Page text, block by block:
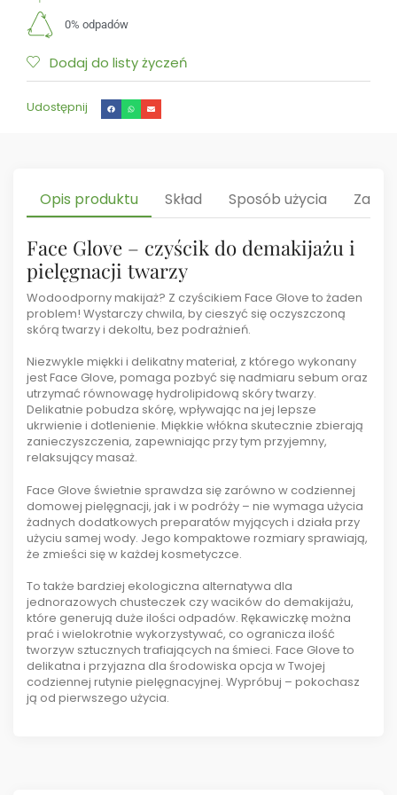
0% odpadów
Dodaj do listy życzeń
Udostępnij
Opis produktu Skład Sposób użycia
Face Glove – czyścik do demakijażu i
pielęgnacji twarzy
Wodoodporny makijaż? Z czyścikiem Face Glove to żaden
problem! Wystarczy chwila, by cieszyć się oczyszczoną
skórą twarzy i dekoltu, bez podrażnień.
Niezwykle miękki i delikatny materiał, z którego wykonany
jest Face Glove, pomaga pozbyć się nadmiaru sebum oraz
utrzymać równowagę hydrolipidową skóry twarzy.
Delikatnie pobudza skórę, wpływając na jej lepsze
ukrwienie i dotlenienie. Miękkie włókna skutecznie zbierają
zanieczyszczenia, zapewniając przy tym przyjemny,
relaksujący masaż.
Face Glove świetnie sprawdza się zarówno w codziennej
domowej pielęgnacji, jak i w podróży – nie wymaga użycia
żadnych dodatkowych preparatów myjących i działa przy
użyciu samej wody. Jego kompaktowe rozmiary sprawiają,
że zmieści się w każdej kosmetyczce.
To także bardziej ekologiczna alternatywa dla
jednorazowych chusteczek czy wacików do demakijażu,
które generują duże ilości odpadów. Rękawiczkę można
prać i wielokrotnie wykorzystywać, co ogranicza ilość
tworzyw sztucznych trafiających na śmieci. Face Glove to
delikatna i przyjazna dla środowiska opcja w Twojej
codziennej rutynie pielęgnacyjnej. Wypróbuj – pokochasz
ją od pierwszego użycia.